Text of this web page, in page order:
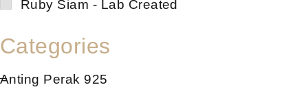
Ruby Siam - Lab Created
Categories
Anting Perak 925